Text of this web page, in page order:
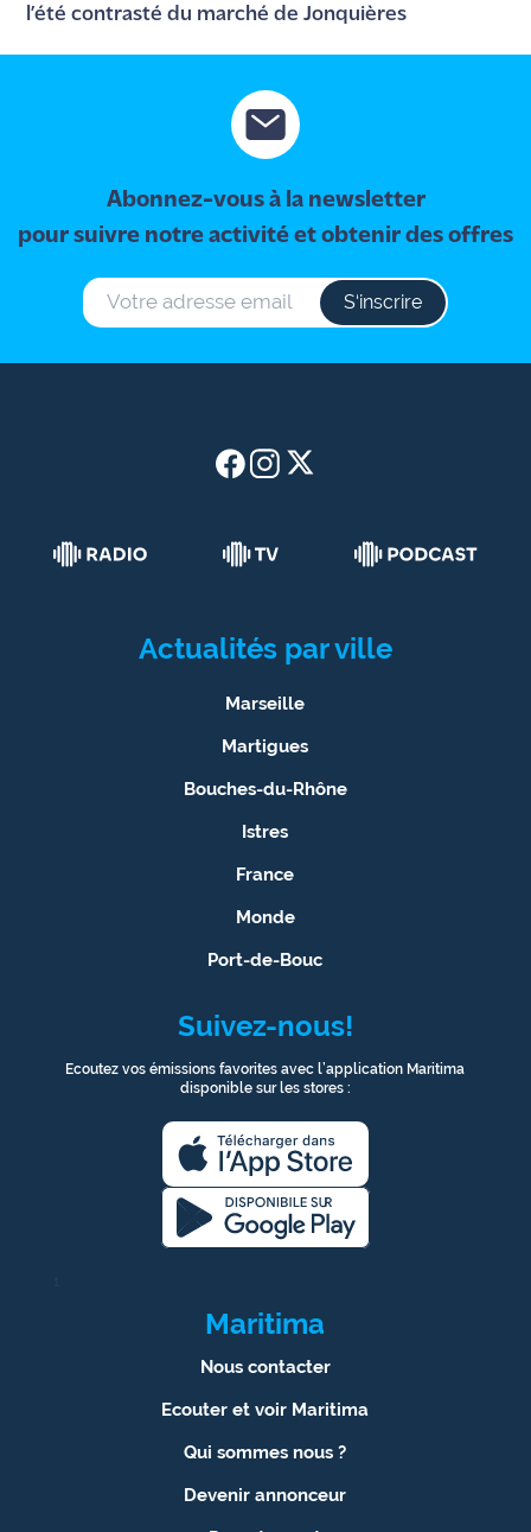
Archives
l’été contrasté du marché de Jonquières
Abonnez-vous à la newsletter
pour suivre notre activité et obtenir des offres
S‘inscrire
Actualités par ville
Marseille
Martigues
Bouches-du-Rhône
Istres
France
Monde
Port-de-Bouc
Suivez-nous!
Ecoutez vos émissions favorites avec l’application Maritima
disponible sur les stores :
1
Maritima
Nous contacter
Ecouter et voir Maritima
Qui sommes nous ?
Devenir annonceur